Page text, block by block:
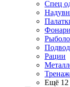
Спец
Фонари
Рации
Ещё 12